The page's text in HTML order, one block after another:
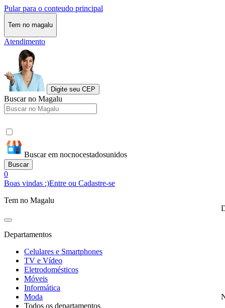
Pular para o conteudo principal
Tem no magalu
Atendimento
Digite seu CEP
Buscar no Magalu
Buscar em nocnocestadosunidos
Buscar
0
Boas vindas :)Entre ou Cadastre-se
Tem no Magalu
Departamentos
Celulares e Smartphones
TV e Vídeo
Eletrodomésticos
Móveis
Informática
Moda
Todos os departamentos